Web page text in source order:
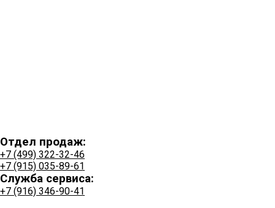
Отдел продаж:
+7 (499) 322-32-46
+7 (915) 035-89-61
Служба сервиса:
+7 (916) 346-90-41